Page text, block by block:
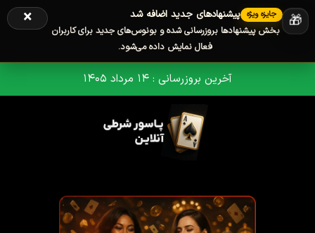
🎁 جایزه ویژه پیشنهادهای جدید اضافه شد
بخش پیشنهادها بروزرسانی شده و بونوس‌های جدید برای کاربران
فعال نمایش داده می‌شود.
×
آخرین بروزرسانی : ۱۴ مرداد ۱۴۰۵
Skip
to
content